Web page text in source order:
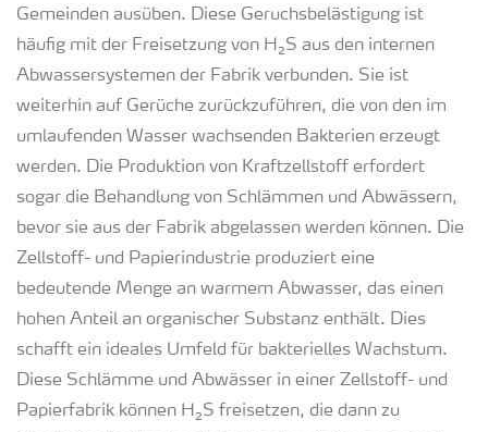
Gemeinden ausüben. Diese Geruchsbelästigung ist
häufig mit der Freisetzung von H₂S aus den internen
Abwassersystemen der Fabrik verbunden. Sie ist
weiterhin auf Gerüche zurückzuführen, die von den im
umlaufenden Wasser wachsenden Bakterien erzeugt
werden. Die Produktion von Kraftzellstoff erfordert
sogar die Behandlung von Schlämmen und Abwässern,
bevor sie aus der Fabrik abgelassen werden können. Die
Zellstoff- und Papierindustrie produziert eine
bedeutende Menge an warmem Abwasser, das einen
hohen Anteil an organischer Substanz enthält. Dies
schafft ein ideales Umfeld für bakterielles Wachstum.
Diese Schlämme und Abwässer in einer Zellstoff- und
Papierfabrik können H₂S freisetzen, die dann zu